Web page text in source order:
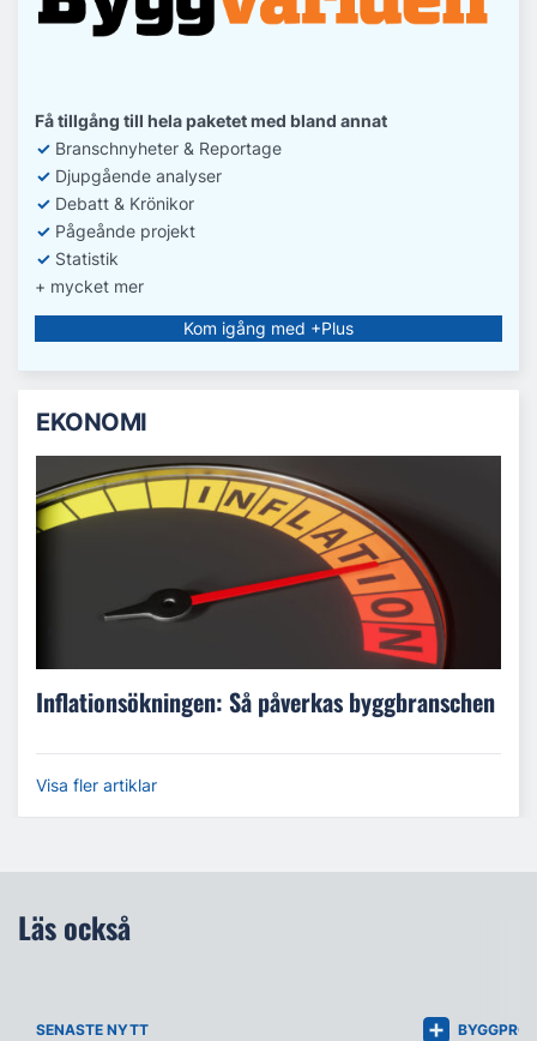
Få tillgång till hela paketet med bland annat
✓ Branschnyheter & Reportage
✓ Djupgående analyser
✓ Debatt & Krönikor
✓ Pågeånde projekt
✓ Statistik
+ mycket mer
Kom igång med +Plus
EKONOMI
Inflationsökningen: Så påverkas byggbranschen
Visa fler artiklar
Läs också
SENASTE NYTT